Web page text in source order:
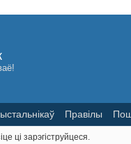
Правілы
ці зарэгіструйцеся.